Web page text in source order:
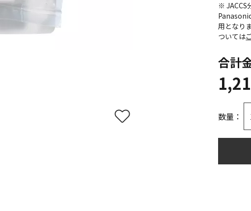
※ JACCS
用となり
ついては
合計
数量：